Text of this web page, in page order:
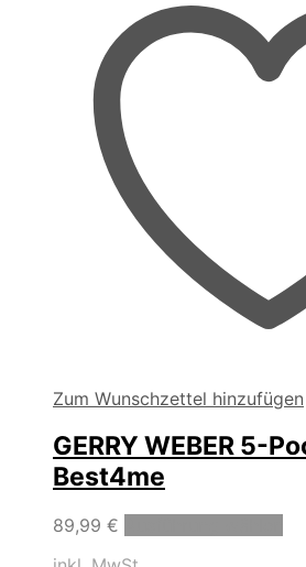
Zum Wunschzettel hinzufügen
GERRY WEBER 5-
Best4me
89,99 €